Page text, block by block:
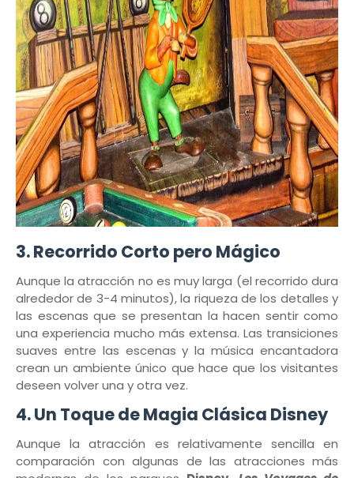
3.Recorrido Corto pero Mágico
Aunque la atracción no es muy larga (el recorrido dura
alrededor de 3-4 minutos), la riqueza de los detalles y
las escenas que se presentan la hacen sentir como
una experiencia mucho más extensa. Las transiciones
suaves entre las escenas y la música encantadora
crean un ambiente único que hace que los visitantes
deseen volver una y otra vez.
4.Un Toque de Magia Clásica Disney
Aunque la atracción es relativamente sencilla en
comparación con algunas de las atracciones más